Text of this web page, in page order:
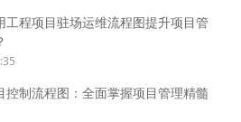
工程项目驻场运维流程图提升项目管
控制流程图：全面掌握项目管理精髓